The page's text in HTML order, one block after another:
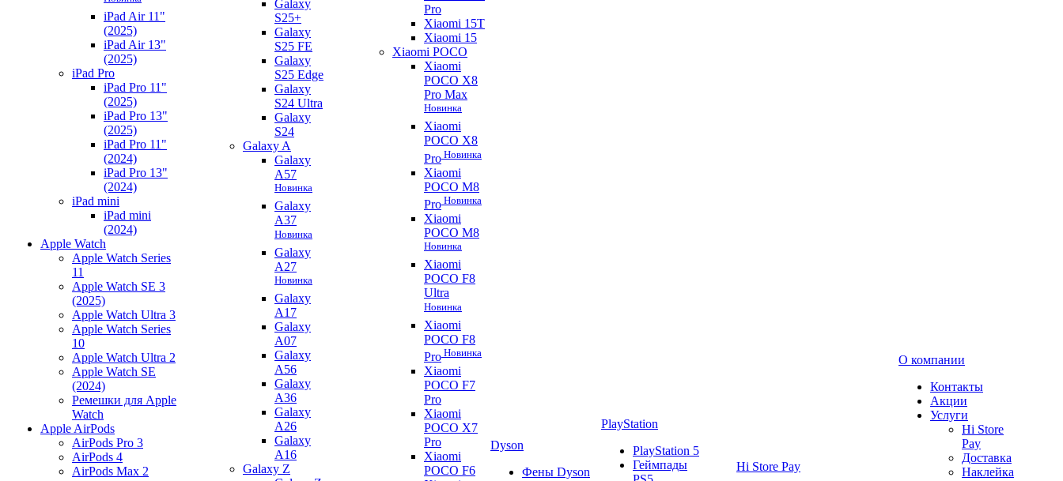
iPad Air 11"
(2025)
iPad Air 13"
(2025)
iPad Pro
iPad Pro 11"
(2025)
iPad Pro 13"
(2025)
iPad Pro 11"
(2024)
iPad Pro 13"
(2024)
iPad mini
iPad mini
(2024)
Apple Watch
Apple Watch Series
11
Apple Watch SE 3
(2025)
Apple Watch Ultra 3
Apple Watch Series
10
Apple Watch Ultra 2
Apple Watch SE
(2024)
Ремешки для Apple
Watch
Apple AirPods
AirPods Pro 3
AirPods 4
AirPods Max 2
Galaxy
S25+
Galaxy
S25 FE
Galaxy
S25 Edge
Galaxy
S24 Ultra
Galaxy
S24
Galaxy A
Galaxy
A57
Новинка
Galaxy
A37
Новинка
Galaxy
A27
Новинка
Galaxy
A17
Galaxy
A07
Galaxy
A56
Galaxy
A36
Galaxy
A26
Galaxy
A16
Galaxy Z
Pro
Xiaomi 15T
Xiaomi 15
Xiaomi POCO
Xiaomi
POCO X8
Pro Max
Новинка
Xiaomi
POCO X8
Pro Новинка
Xiaomi
POCO M8
Pro Новинка
Xiaomi
POCO M8
Новинка
Xiaomi
POCO F8
Ultra
Новинка
Xiaomi
POCO F8
Pro Новинка
Xiaomi
POCO F7
Pro
Xiaomi
POCO X7
Pro
Xiaomi
POCO F6
Dyson
Фены Dyson
PlayStation
PlayStation 5
Геймпады
Hi Store Pay
О компании
Контакты
Акции
Услуги
Hi Store
Pay
Доставка
Наклейка